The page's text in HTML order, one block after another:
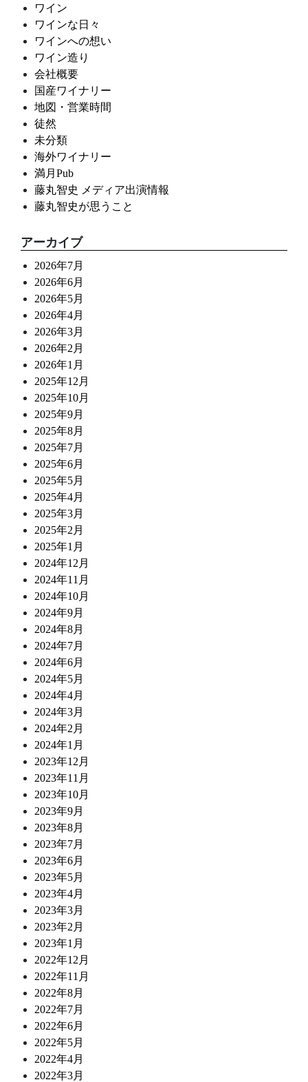
ワイン
ワインな日々
ワインへの想い
ワイン造り
会社概要
国産ワイナリー
地図・営業時間
徒然
未分類
海外ワイナリー
満月Pub
藤丸智史 メディア出演情報
藤丸智史が思うこと
アーカイブ
2026年7月
2026年6月
2026年5月
2026年4月
2026年3月
2026年2月
2026年1月
2025年12月
2025年10月
2025年9月
2025年8月
2025年7月
2025年6月
2025年5月
2025年4月
2025年3月
2025年2月
2025年1月
2024年12月
2024年11月
2024年10月
2024年9月
2024年8月
2024年7月
2024年6月
2024年5月
2024年4月
2024年3月
2024年2月
2024年1月
2023年12月
2023年11月
2023年10月
2023年9月
2023年8月
2023年7月
2023年6月
2023年5月
2023年4月
2023年3月
2023年2月
2023年1月
2022年12月
2022年11月
2022年8月
2022年7月
2022年6月
2022年5月
2022年4月
2022年3月